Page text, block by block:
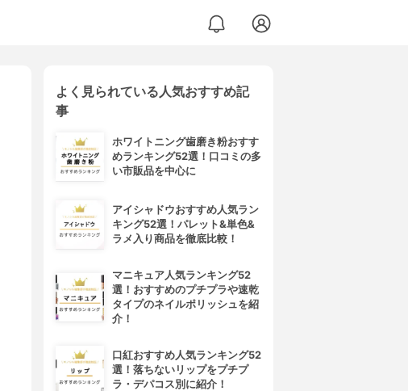
よく見られている人気おすすめ記
事
ホワイトニング歯磨き粉おすす
めランキング52選！口コミの多
い市販品を中心に
アイシャドウおすすめ人気ラン
キング52選！パレット&単色&
ラメ入り商品を徹底比較！
マニキュア人気ランキング52
選！おすすめのプチプラや速乾
タイプのネイルポリッシュを紹
介！
口紅おすすめ人気ランキング52
選！落ちないリップをプチプ
ラ・デパコス別に紹介！